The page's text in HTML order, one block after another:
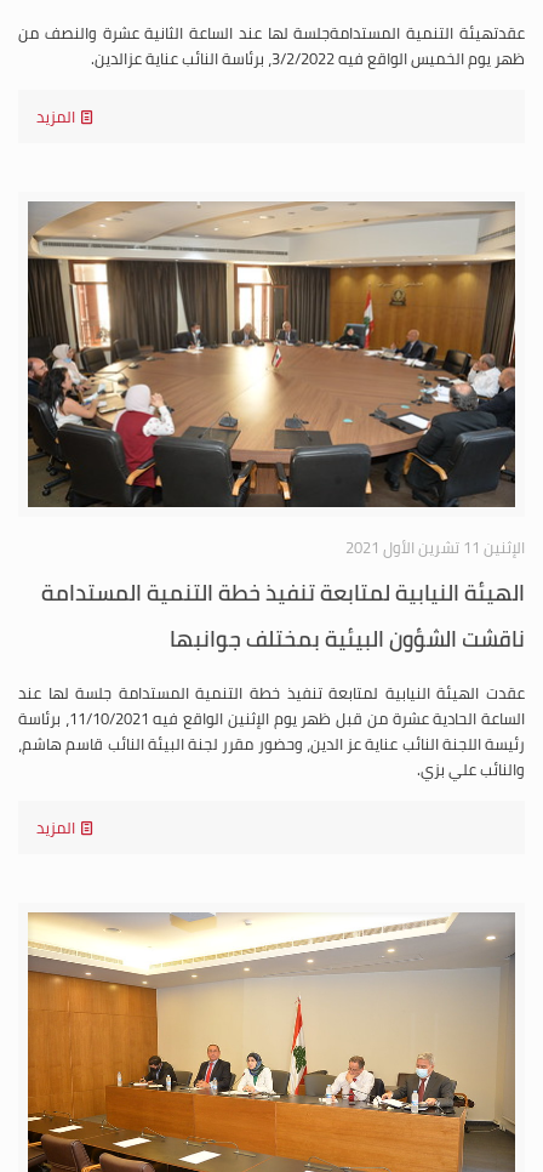
عقدتهيئة التنمية المستدامةجلسة لها عند الساعة الثانية عشرة والنصف من
ظهر يوم الخميس الواقع فيه 3/2/2022، برئاسة النائب عناية عزالدين.
المزيد
الإثنين 11 تشرين الأول 2021
الهيئة النيابية لمتابعة تنفيذ خطة التنمية المستدامة
ناقشت الشؤون البيئية بمختلف جوانبها
عقدت الهيئة النيابية لمتابعة تنفيذ خطة التنمية المستدامة جلسة لها عند
الساعة الحادية عشرة من قبل ظهر يوم الإثنين الواقع فيه 11/10/2021، برئاسة
رئيسة اللجنة النائب عناية عز الدين، وحضور مقرر لجنة البيئة النائب قاسم هاشم،
والنائب علي بزي.
المزيد